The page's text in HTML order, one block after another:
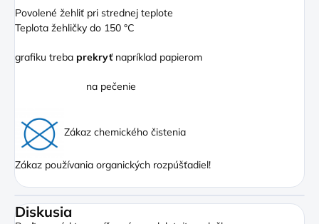
Povolené žehliť pri strednej teplote
Teplota žehličky do 150 °C
grafiku treba prekryť napríklad papierom
na pečenie
Zákaz chemického čistenia
Zákaz používania organických rozpúšťadiel!
Diskusia